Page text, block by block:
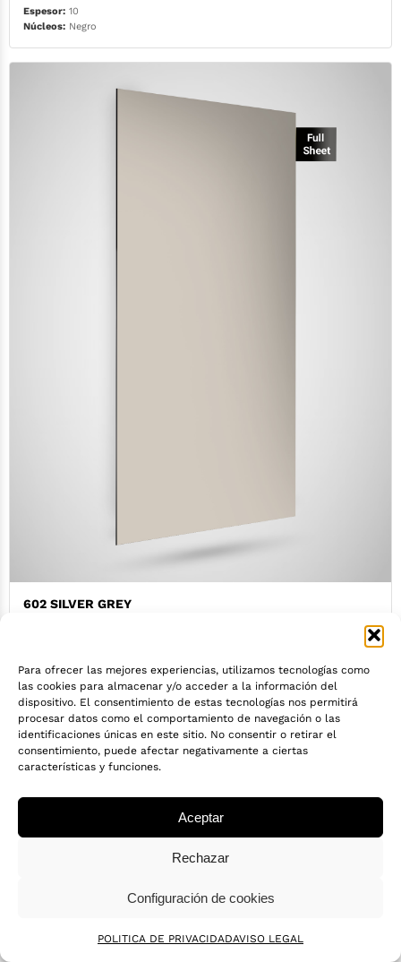
Para ofrecer las mejores experiencias, utilizamos tecnologías como
las cookies para almacenar y/o acceder a la información del
dispositivo. El consentimiento de estas tecnologías nos permitirá
procesar datos como el comportamiento de navegación o las
identificaciones únicas en este sitio. No consentir o retirar el
consentimiento, puede afectar negativamente a ciertas
características y funciones.
Aceptar
Rechazar
Configuración de cookies
POLITICA DE PRIVACIDADAVISO LEGAL
Espesor:10
Núcleos:Negro
602 SILVER GREY
BAJO PEDIDO
Medidas:1410x4300 / 1860x3670 / 1860x4300